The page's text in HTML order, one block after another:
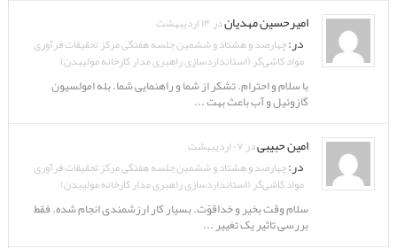
امیرحسین مهدیاندر ۱۴ اردیبهشت
در:چهارصد و هشتاد و ششمین جلسه هفتگی مرکز تحقیقات فرآوری
مواد کاشی‌گر (استانداردسازی راهبری مدار کارخانه مولیبدن)
با سلام و احترام. تشکر از شما و راهنمایی شما. بله امولسیون
گازوئیل و آب باعث بهت ...
امین حبیبیدر ۰۷ اردیبهشت
در:چهارصد و هشتاد و ششمین جلسه هفتگی مرکز تحقیقات فرآوری
مواد کاشی‌گر (استانداردسازی راهبری مدار کارخانه مولیبدن)
سلام وقت بخیر و خداقوّت. بسیار کار ارزشمندی انجام شده. فقط
بررسی تاثیر یک تغییر ...